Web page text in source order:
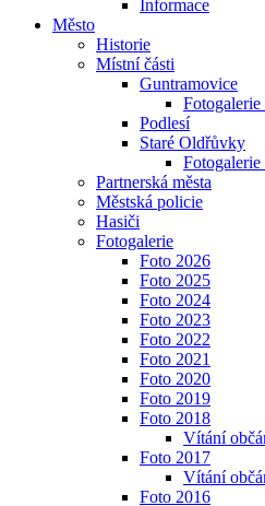
Informace
Město
Historie
Místní části
Guntramovice
Fotogalerie
Podlesí
Staré Oldřůvky
Fotogalerie
Partnerská města
Městská policie
Hasiči
Fotogalerie
Foto 2026
Foto 2025
Foto 2024
Foto 2023
Foto 2022
Foto 2021
Foto 2020
Foto 2019
Foto 2018
Vítání
Foto 2017
Vítání
Foto 2016